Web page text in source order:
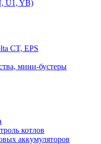
U1, YB)
CT, EPS
мини-бустеры
котлов
аккумуляторов